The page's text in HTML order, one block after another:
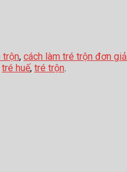
trộn, cách làm tré trộn đơn
tré huế, tré trộn.